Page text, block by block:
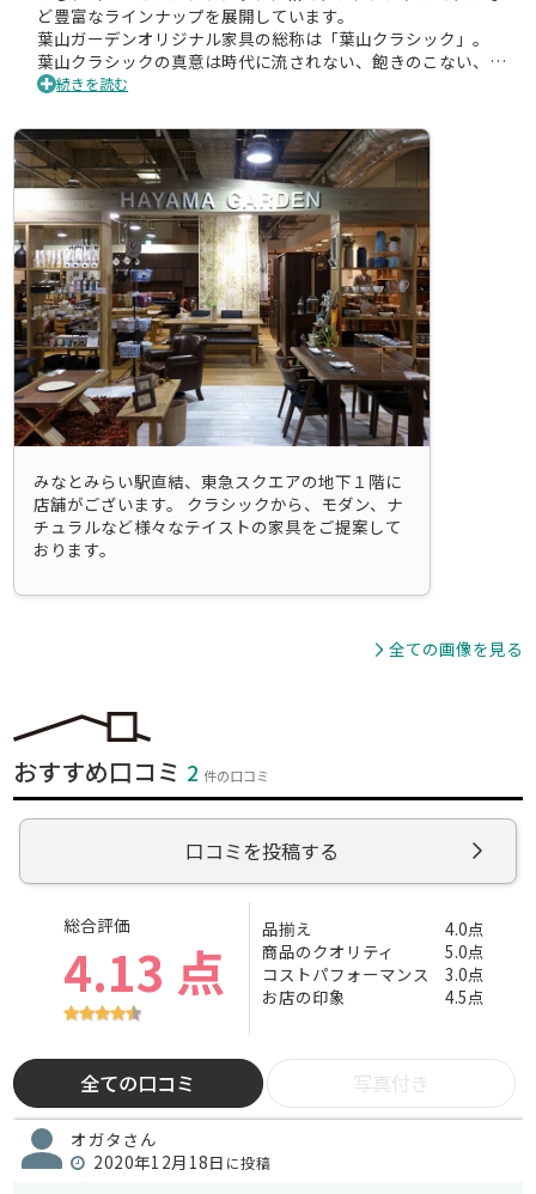
ど豊富なラインナップを展開しています。
葉山ガーデンオリジナル家具の総称は「葉山クラシック」。
葉山クラシックの真意は時代に流されない、飽きのこない、家
族とともに暮らし一緒に歳を重ねていく、親から子へ孫へと世
木のぬくもりあふれる天然木を贅沢に使用した堅牢な作りのオ
リジナル家具は使い込むほどに艶と味わいを増し、何より使う
人に愛され続けることでしょう。
続きを読む
みなとみらい駅直結、東急スクエアの地下１階に
店舗がございます。 クラシックから、モダン、ナ
チュラルなど様々なテイストの家具をご提案して
おります。
全ての画像を見る
おすすめ口コミ 2件の口コミ
口コミを投稿する
総合評価
4.13 点
品揃え
4.0点
商品のクオリティ
5.0点
コストパフォーマンス
3.0点
お店の印象
4.5点
全ての口コミ 写真付き
オガタさん
2020年12月18日 に投稿